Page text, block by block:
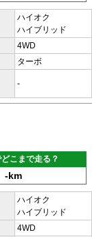
ハイオク
ハイブリッド
4WD
ターボ
-
こまで走る？
-km
ハイオク
ハイブリッド
4WD